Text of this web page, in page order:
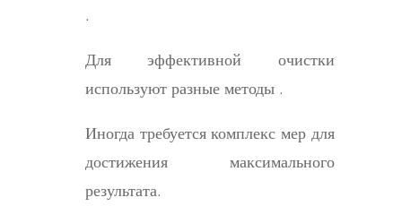
.
Для эффективной очистки
используют разные методы .
Иногда требуется комплекс мер для
достижения максимального
результата.